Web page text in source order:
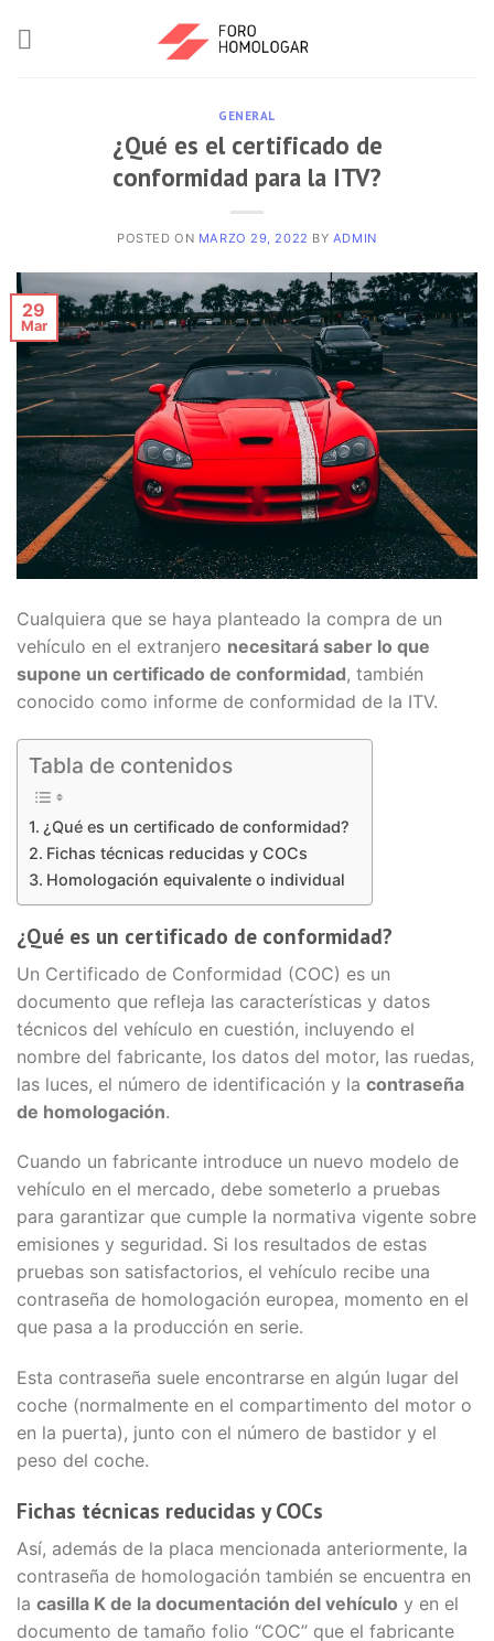
GENERAL
¿Qué es el certificado de
conformidad para la ITV?
POSTED ON MARZO 29, 2022 BY ADMIN
29
Mar
Cualquiera que se haya planteado la compra de un
vehículo en el extranjero necesitará saber lo que
supone un certificado de conformidad, también
conocido como informe de conformidad de la ITV.
Tabla de contenidos
¿Qué es un certificado de conformidad?
Fichas técnicas reducidas y COCs
Homologación equivalente o individual
¿Qué es un certificado de conformidad?
Un Certificado de Conformidad (COC) es un
documento que refleja las características y datos
técnicos del vehículo en cuestión, incluyendo el
nombre del fabricante, los datos del motor, las ruedas,
las luces, el número de identificación y la contraseña
de homologación.
Cuando un fabricante introduce un nuevo modelo de
vehículo en el mercado, debe someterlo a pruebas
para garantizar que cumple la normativa vigente sobre
emisiones y seguridad. Si los resultados de estas
pruebas son satisfactorios, el vehículo recibe una
contraseña de homologación europea, momento en el
que pasa a la producción en serie.
Esta contraseña suele encontrarse en algún lugar del
coche (normalmente en el compartimento del motor o
en la puerta), junto con el número de bastidor y el
peso del coche.
Fichas técnicas reducidas y COCs
Así, además de la placa mencionada anteriormente, la
contraseña de homologación también se encuentra en
la casilla K de la documentación del vehículo y en el
documento de tamaño folio “COC” que el fabricante